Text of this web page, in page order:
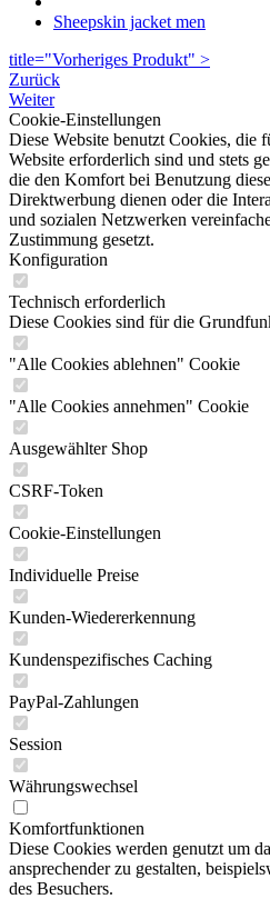
Sheepskin jacket men
title="Vorheriges Produkt" >
Zurück
Weiter
Cookie-Einstellungen
Diese Website benutzt Cookies, die
Website erforderlich sind und stets
die den Komfort bei Benutzung
Direktwerbung dienen oder die
und sozialen Netzwerken
Zustimmung gesetzt.
Konfiguration
Technisch erforderlich
Diese Cookies sind für die
"Alle Cookies ablehnen" Cookie
"Alle Cookies annehmen" Cookie
Ausgewählter Shop
CSRF-Token
Cookie-Einstellungen
Individuelle Preise
Kunden-Wiedererkennung
Kundenspezifisches Caching
PayPal-Zahlungen
Session
Währungswechsel
Komfortfunktionen
Diese Cookies werden genutzt um
ansprechender zu gestalten,
des Besuchers.